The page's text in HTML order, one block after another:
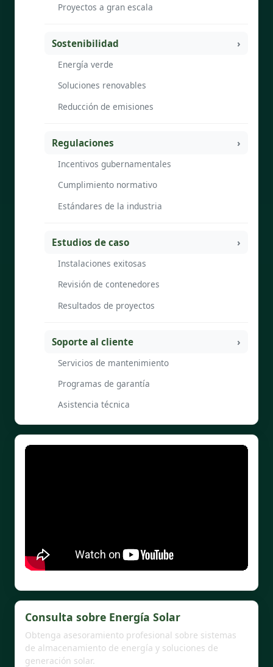
Proyectos a gran escala
Sostenibilidad
Energía verde
Soluciones renovables
Reducción de emisiones
Regulaciones
Incentivos gubernamentales
Cumplimiento normativo
Estándares de la industria
Estudios de caso
Instalaciones exitosas
Revisión de contenedores
Resultados de proyectos
Soporte al cliente
Servicios de mantenimiento
Programas de garantía
Asistencia técnica
Consulta sobre Energía Solar
Obtenga asesoramiento profesional sobre sistemas
de almacenamiento de energía y soluciones de
generación solar.